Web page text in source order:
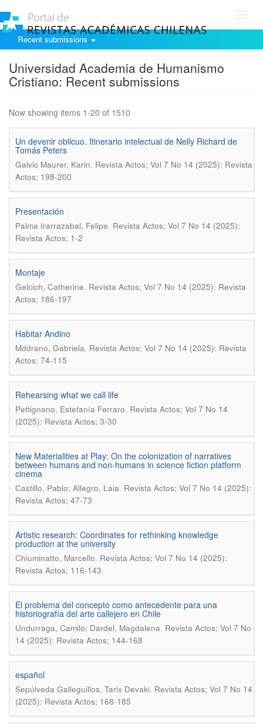
Recent submissions
Universidad Academia de Humanismo
Cristiano: Recent submissions
Now showing items 1-20 of 1510
Un devenir oblicuo. Itinerario intelectual de Nelly Richard de
Tomás Peters
Galvic Maurer, Karin. Revista Actos; Vol 7 No 14 (2025): Revista
Actos; 198-200
Presentación
Palma Irarrazabal, Felipe. Revista Actos; Vol 7 No 14 (2025):
Revista Actos; 1-2
Montaje
Gelcich, Catherine. Revista Actos; Vol 7 No 14 (2025): Revista
Actos; 186-197
Habitar Andino
Mddrano, Gabriela. Revista Actos; Vol 7 No 14 (2025): Revista
Actos; 74-115
Rehearsing what we call life
Pettignano, Estefanía Ferraro. Revista Actos; Vol 7 No 14
(2025): Revista Actos; 3-30
New Materialities at Play: On the colonization of narratives
between humans and non-humans in science fiction platform
cinema
Castillo, Pablo; Allegro, Laia. Revista Actos; Vol 7 No 14 (2025):
Revista Actos; 47-73
Artistic research: Coordinates for rethinking knowledge
production at the university
Chiuminatto, Marcello. Revista Actos; Vol 7 No 14 (2025):
Revista Actos; 116-143
El problema del concepto como antecedente para una
historiografía del arte callejero en Chile
Undurraga, Camilo; Dardel, Magdalena. Revista Actos; Vol 7 No
14 (2025): Revista Actos; 144-168
español
Sepúlveda Galleguillos, Tarix Devaki. Revista Actos; Vol 7 No 14
(2025): Revista Actos; 168-185